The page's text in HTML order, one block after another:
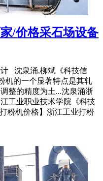
/价格采石场设备
_ 沈泉涌,柳斌《科技信
机的一个显著特点是其轧
整的精度为土...沈泉涌浙
工业职业技术学院《科技
粉机价格】浙江工业打粉